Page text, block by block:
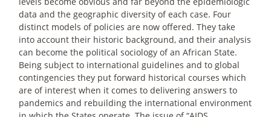
data and the geographic diversity of each case. Four
distinct models of policies are now offered. They take
into account their historic background, and their analysis
can become the political sociology of an African State.
Being subject to international guidelines and to global
contingencies they put forward historical courses which
are of interest when it comes to delivering answers to
pandemics and rebuilding the international environment